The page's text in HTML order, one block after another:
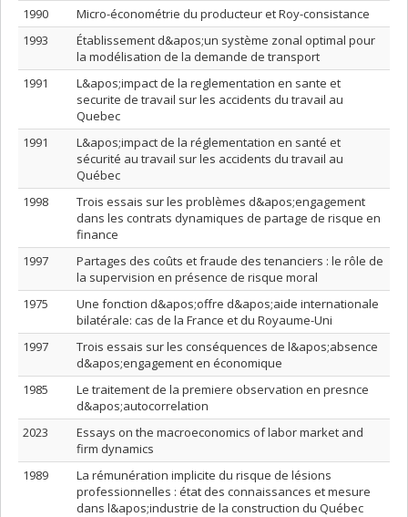
1990
Micro-économétrie du producteur et Roy-consistance
1993
Établissement d&apos;un système zonal optimal pour
la modélisation de la demande de transport
1991
L&apos;impact de la reglementation en sante et
securite de travail sur les accidents du travail au
Quebec
1991
L&apos;impact de la réglementation en santé et
sécurité au travail sur les accidents du travail au
Québec
1998
Trois essais sur les problèmes d&apos;engagement
dans les contrats dynamiques de partage de risque en
finance
1997
Partages des coûts et fraude des tenanciers : le rôle de
la supervision en présence de risque moral
1975
Une fonction d&apos;offre d&apos;aide internationale
bilatérale: cas de la France et du Royaume-Uni
1997
Trois essais sur les conséquences de l&apos;absence
d&apos;engagement en économique
1985
Le traitement de la premiere observation en presnce
d&apos;autocorrelation
2023
Essays on the macroeconomics of labor market and
firm dynamics
1989
La rémunération implicite du risque de lésions
professionnelles : état des connaissances et mesure
dans l&apos;industrie de la construction du Québec